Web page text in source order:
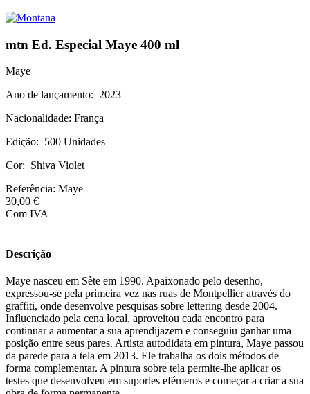
mtn Ed. Especial Maye 400 ml
Maye
Ano de lançamento: 2023
Nacionalidade: França
Edição: 500 Unidades
Cor: Shiva Violet
Referência: Maye
30,00 €
Com IVA
Descrição
Maye nasceu em Sète em 1990. Apaixonado pelo desenho,
expressou-se pela primeira vez nas ruas de Montpellier através do
graffiti, onde desenvolve pesquisas sobre lettering desde 2004.
Influenciado pela cena local, aproveitou cada encontro para
continuar a aumentar a sua aprendijazem e conseguiu ganhar uma
posição entre seus pares. Artista autodidata em pintura, Maye passou
da parede para a tela em 2013. Ele trabalha os dois métodos de
forma complementar. A pintura sobre tela permite-lhe aplicar os
testes que desenvolveu em suportes efémeros e começar a criar a sua